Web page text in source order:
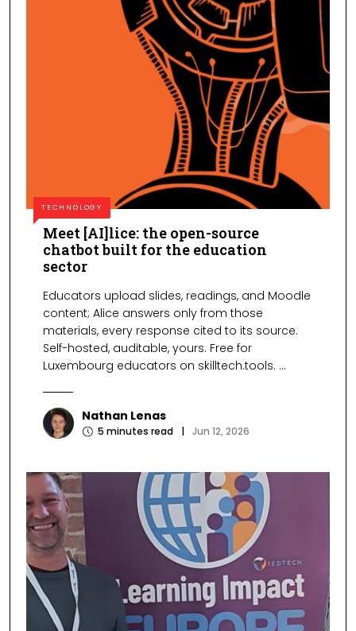
TECHNOLOGY
Meet [AI]lice: the open-source
chatbot built for the education
sector
Educators upload slides, readings, and Moodle
content; Alice answers only from those
materials, every response cited to its source.
Self-hosted, auditable, yours. Free for
Luxembourg educators on skilltech.tools. ...
Nathan Lenas
5 minutes read | Jun 12, 2026